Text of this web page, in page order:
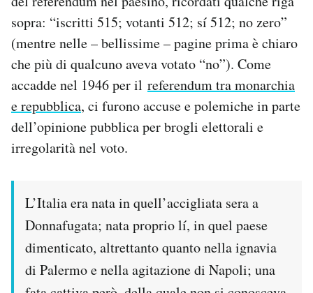
I MIEI PREFERITI
SHOP
CALENDARIO
Area Personale
Newsletter
Notifiche mobile
Regala il Post
Hai bisogno di aiuto?
sopra: “iscritti 515; votanti 512; sí 512; no zero”
(mentre nelle – bellissime – pagine prima è chiaro
che più di qualcuno aveva votato “no”). Come
accadde nel 1946 per il referendum tra monarchia
e repubblica, ci furono accuse e polemiche in parte
dell’opinione pubblica per brogli elettorali e
irregolarità nel voto.
L’Italia era nata in quell’accigliata sera a
Donnafugata; nata proprio lí, in quel paese
dimenticato, altrettanto quanto nella ignavia
di Palermo e nella agitazione di Napoli; una